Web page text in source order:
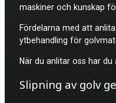
maskiner och kunskap
Fördelarna med att
ytbehandling för
När du anlitar oss har
Slipning av golv